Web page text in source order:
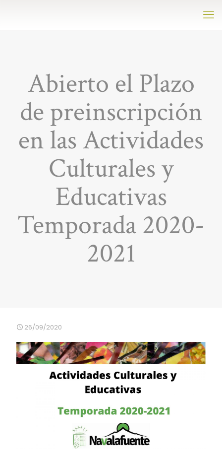
Abierto el Plazo
de preinscripción
en las Actividades
Culturales y
Educativas
Temporada 2020-
2021
26/09/2020